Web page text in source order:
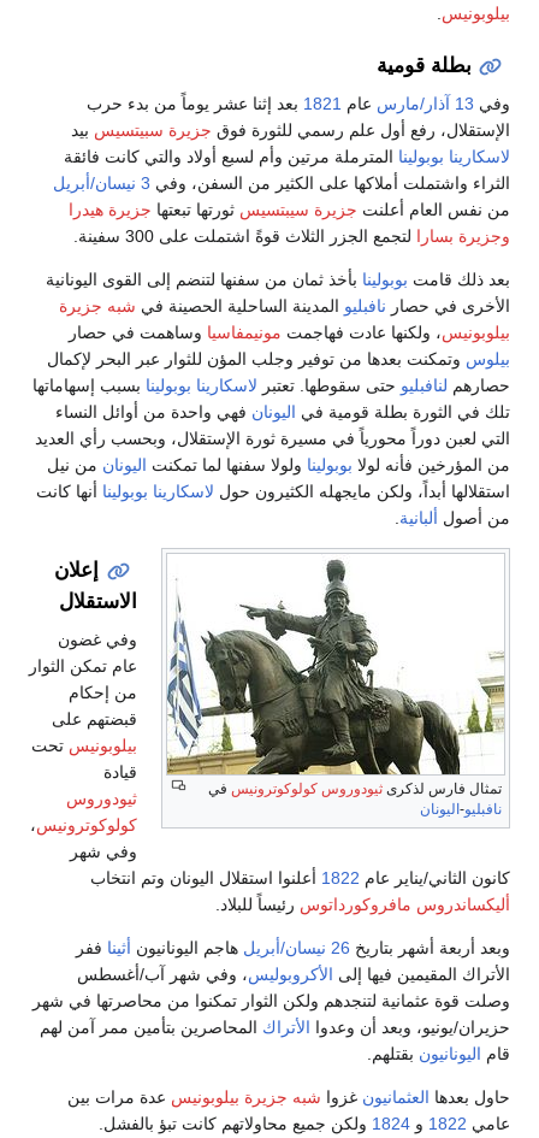
بيلوبونيس.
بطلة قومية
وفي 13 آذار/مارس عام 1821 بعد إثنا عشر يوماً من بدء حرب
الإستقلال، رفع أول علم رسمي للثورة فوق جزيرة سبيتسيس بيد
لاسكارينا بوبولينا المترملة مرتين وأم لسبع أولاد والتي كانت فائقة
الثراء واشتملت أملاكها على الكثير من السفن، وفي 3 نيسان/أبريل
من نفس العام أعلنت جزيرة سيبتسيس ثورتها تبعتها جزيرة هيدرا
وجزيرة بسارا لتجمع الجزر الثلاث قوةً اشتملت على 300 سفينة.
بعد ذلك قامت بوبولينا بأخذ ثمان من سفنها لتنضم إلى القوى اليونانية
الأخرى في حصار نافبليو المدينة الساحلية الحصينة في شبه جزيرة
بيلوبونيس، ولكنها عادت فهاجمت مونيمفاسيا وساهمت في حصار
بيلوس وتمكنت بعدها من توفير وجلب المؤن للثوار عبر البحر لإكمال
حصارهم لنافبليو حتى سقوطها. تعتبر لاسكارينا بوبولينا بسبب إسهاماتها
تلك في الثورة بطلة قومية في اليونان فهي واحدة من أوائل النساء
التي لعبن دوراً محورياً في مسيرة ثورة الإستقلال، وبحسب رأي العديد
من المؤرخين فأنه لولا بوبولينا ولولا سفنها لما تمكنت اليونان من نيل
استقلالها أبداً، ولكن مايجهله الكثيرون حول لاسكارينا بوبولينا أنها كانت
من أصول ألبانية
تمثال فارس لذكرى ثيودوروس كولوكوترونيس في
نافبليو- اليونان
إعلان
الاستقلال
وفي غضون
عام تمكن الثوار
من إحكام
قبضتهم على
بيلوبونيس تحت
قيادة
ثيودوروس
كولوكوترونيس،
وفي شهر
كانون الثاني/يناير عام 1822 أعلنوا استقلال اليونان وتم انتخاب
أليكساندروس مافروكورداتوس رئيساً للبلاد.
وبعد أربعة أشهر بتاريخ 26 نيسان/أبريل هاجم اليونانيون أثينا ففر
الأتراك المقيمين فيها إلى الأكروبوليس، وفي شهر آب/أغسطس
وصلت قوة عثمانية لتنجدهم ولكن الثوار تمكنوا من محاصرتها في شهر
حزيران/يونيو، وبعد أن وعدوا الأتراك المحاصرين بتأمين ممر آمن لهم
قام اليونانيون بقتلهم.
حاول بعدها العثمانيون غزوا شبه جزيرة بيلوبونيس عدة مرات بين
عامي 1822 و 1824 ولكن جميع محاولاتهم كانت تبؤ بالفشل.